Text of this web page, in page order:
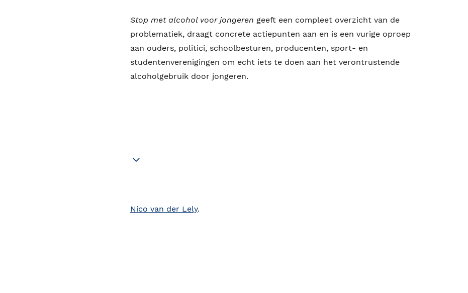
Stop met alcohol voor jongeren geeft een compleet overzicht van de
problematiek, draagt concrete actiepunten aan en is een vurige oproep
aan ouders, politici, schoolbesturen, producenten, sport- en
studentenverenigingen om echt iets te doen aan het verontrustende
alcoholgebruik door jongeren.
Nico van der Lely.